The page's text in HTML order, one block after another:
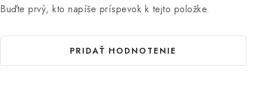
Buďte prvý, kto napíše príspevok k tejto položke.
PRIDAŤ HODNOTENIE